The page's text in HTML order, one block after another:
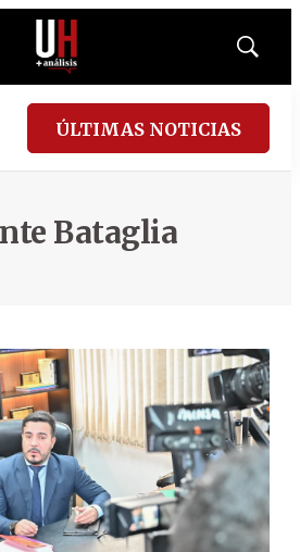
Mostrar
ÚLTIMAS NOTICIAS
Bataglia